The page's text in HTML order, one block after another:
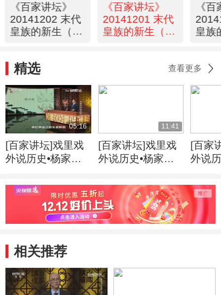
《百家讲坛》
20141202 末代
皇族的新生（下
《百家讲坛》
20141201 末代
皇族的新生（下
《
皇族
精选 查看更多
05:16
[百家讲坛]戏里戏
外说历史•杨家将
11:41
[百家讲坛]戏里戏
外说历史•杨家将
[百家
外说
相关推荐